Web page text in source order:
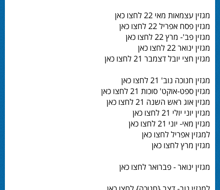
מגזין עצמאות מאי 22 לחצו כאן
מגזין פסח אפריל 22 לחצו כאן
מגזין פב'- מרץ 22 לחצו כאן
מגזין ינואר 22 לחצו כאן
מגזין חצי יובל דצמבר 21 לחצו כאן
מגזין חנוכה נוב' 21 לחצו כאן
מגזין ספט-אוקט' סוכות 21 לחצו כאן
מגזין אוג ראש השנה 21 לחצו כאן
מגזין יוני יולי 21 לחצו כאן
מגזין מאי- יוני 21 לחצו כאן
למגזין אפריל לחצו כאן
מגזין מרץ לחצו כאן
מגזין ינואר - פברואר לחצו כאן